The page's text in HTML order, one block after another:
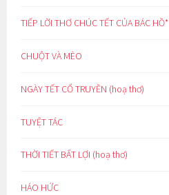
TIẾP LỜI THƠ CHÚC TẾT CỦA BÁC HỒ*
CHUỘT VÀ MÈO
NGÀY TẾT CỔ TRUYỀN (hoạ thơ)
TUYỆT TÁC
THỜI TIẾT BẤT LỢI (hoạ thơ)
HÁO HỨC